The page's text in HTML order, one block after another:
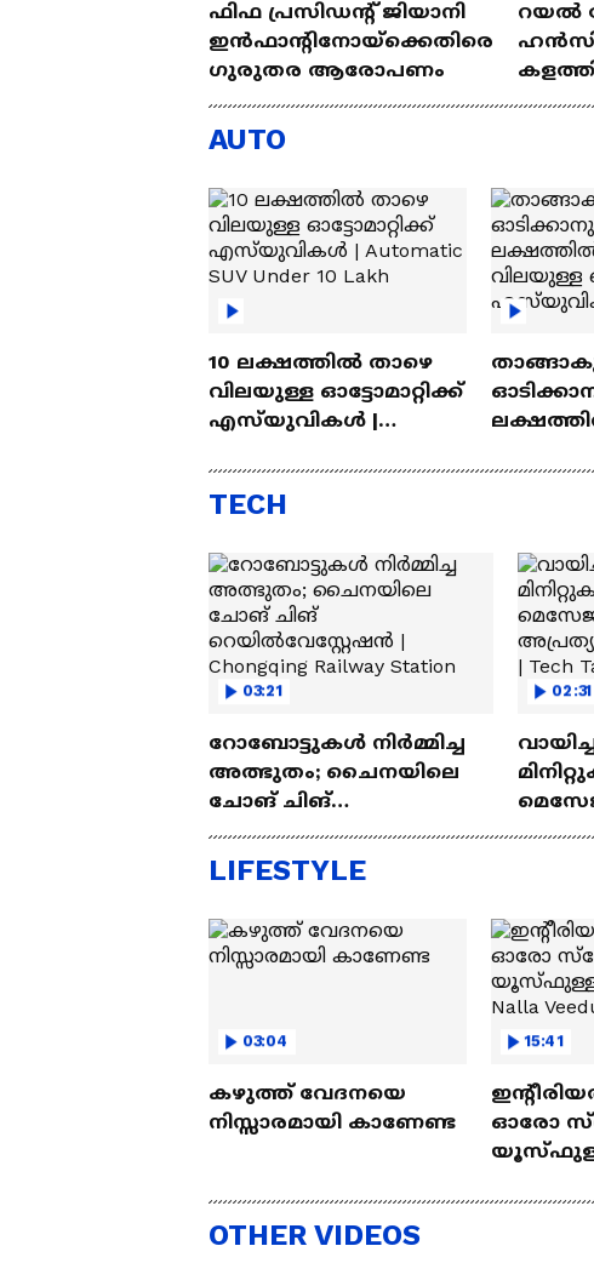
ഫിഫ പ്രസിഡന്റ് ജിയാനി
ഇൻഫാന്റിനോയ്‌ക്കെതിരെ
ഗുരുതര ആരോപണം
റയല്‍
ഹൻസി
| Rodri
AUTO
10 ലക്ഷത്തിൽ താഴെ
വിലയുള്ള ഓട്ടോമാറ്റിക്ക്
എസ്‍യുവികൾ |
Lakh
TECH
03:21
റോബോട്ടുകൾ നിർമ്മിച്ച
അത്ഭുതം; ചൈനയിലെ
ചോങ് ചിങ്
Chongqing Railway Station
02:31
LIFESTYLE
03:04
കഴുത്ത് വേദനയെ
നിസ്സാരമായി കാണേണ്ട
15:41
ഓരോ
OTHER VIDEOS